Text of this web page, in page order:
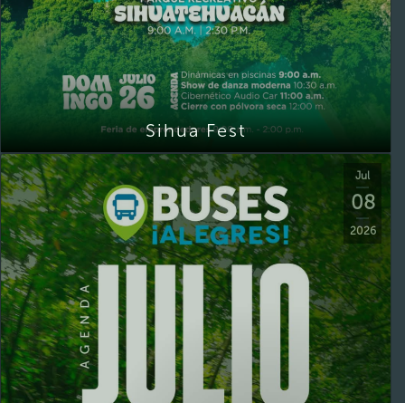
Sihua Fest
Jul
08
2026